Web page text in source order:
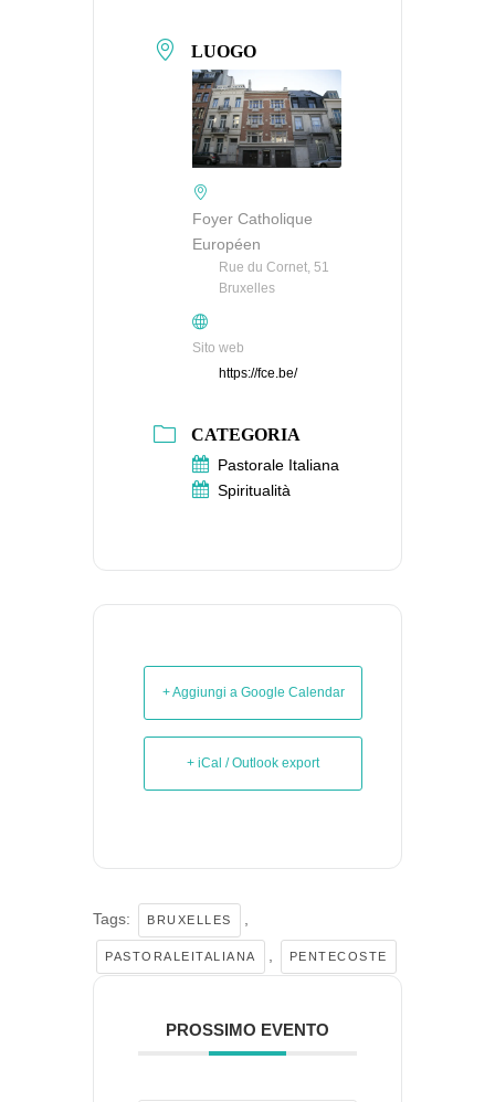
LUOGO
Foyer Catholique
Européen
Rue du Cornet, 51
Bruxelles
Sito web
https://fce.be/
CATEGORIA
Pastorale Italiana
Spiritualità
+ Aggiungi a Google Calendar
+ iCal / Outlook export
Tags: BRUXELLES ,
PASTORALEITALIANA , PENTECOSTE
PROSSIMO EVENTO